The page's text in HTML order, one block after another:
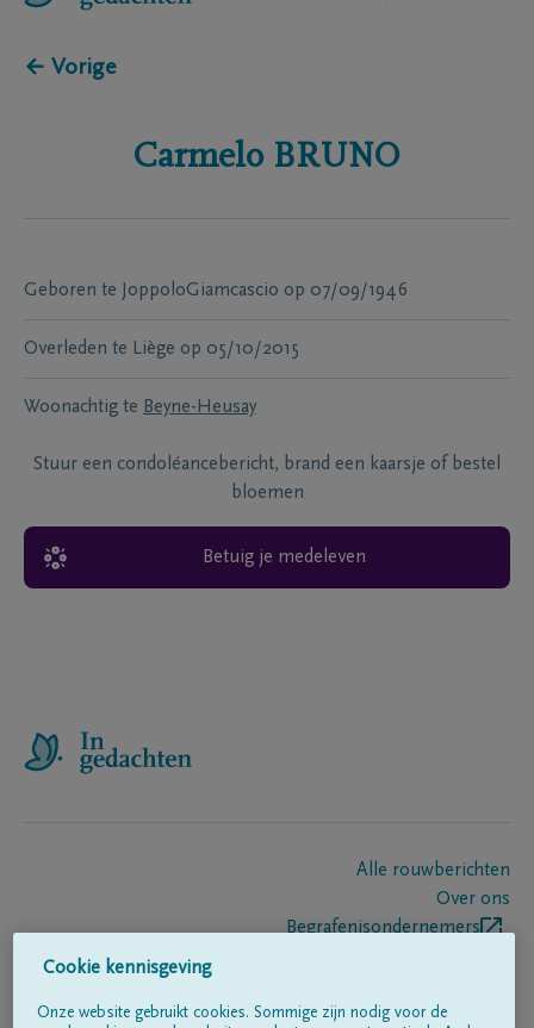
← Vorige
Carmelo BRUNO
Geboren te JoppoloGiamcascio op 07/09/1946
Overleden te Liège op 05/10/2015
Woonachtig te Beyne-Heusay
Stuur een condoléancebericht, brand een kaarsje of bestel
bloemen
Betuig je medeleven
Alle rouwberichten
Over ons
Begrafenisondernemers
Cookie kennisgeving
Onze website gebruikt cookies. Sommige zijn nodig voor de